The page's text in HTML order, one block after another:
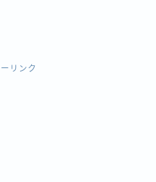
リンク